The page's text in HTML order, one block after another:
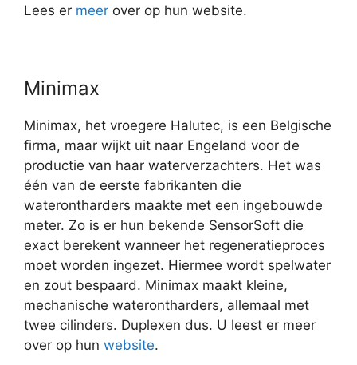
Lees er meer over op hun website.
Minimax
Minimax, het vroegere Halutec, is een Belgische
firma, maar wijkt uit naar Engeland voor de
productie van haar waterverzachters. Het was
één van de eerste fabrikanten die
waterontharders maakte met een ingebouwde
meter. Zo is er hun bekende SensorSoft die
exact berekent wanneer het regeneratieproces
moet worden ingezet. Hiermee wordt spelwater
en zout bespaard. Minimax maakt kleine,
mechanische waterontharders, allemaal met
twee cilinders. Duplexen dus. U leest er meer
over op hun website.